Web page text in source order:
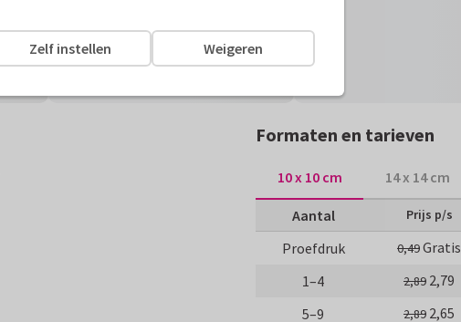
Formaten en tarieven
10 x 10 cm 14 x 14 cm
Aantal Prijs p/s
Proefdruk 0,49Gratis
1–4
2,89 2,79
5–9
2,89 2,65
Weigeren
Zelf instellen